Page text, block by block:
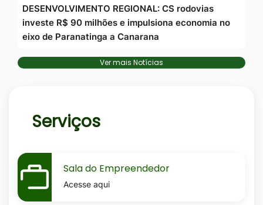
DESENVOLVIMENTO REGIONAL: CS rodovias
investe R$ 90 milhões e impulsiona economia no
eixo de Paranatinga a Canarana
Ver mais Notícias
Serviços
MaskSala-
do-
empreendedor
Sala do Empreendedor
Acesse aqui